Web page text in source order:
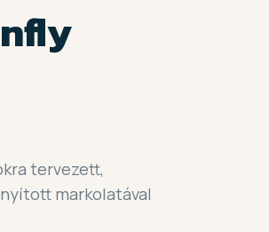
tervezett,
markolatával